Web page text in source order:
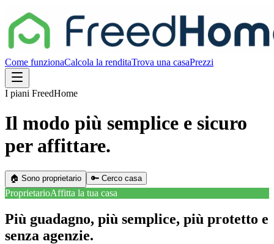
Come funzionaCalcola la renditaTrova una casaPrezzi
I piani FreedHome
Il modo più semplice e sicuro
per affittare.
🏠 Sono proprietario 🔑 Cerco casa
ProprietarioAffitta la tua casa
Più guadagno, più semplice, più protetto e
senza agenzie.